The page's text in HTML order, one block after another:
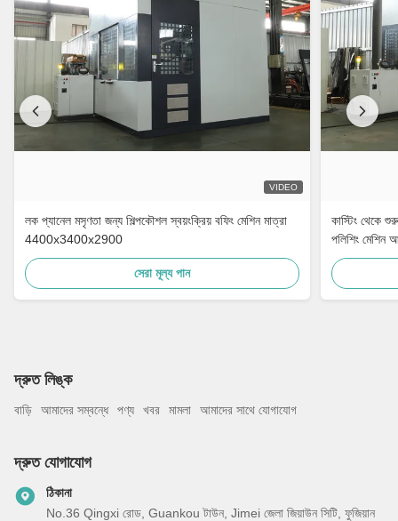
VIDEO
লক প্যানেল মসৃণতা জন্য শিল্পকৌশল স্বয়ংক্রিয় বফিং মেশিন মাত্রা
4400x3400x2900
সেরা মূল্য পান
কাস্টিং থেকে
পলিশিং মেশিন
দ্রুত লিঙ্ক
বাড়ি আমাদের সম্বন্ধে পণ্য খবর মামলা আমাদের সাথে যোগাযোগ
দ্রুত যোগাযোগ
ঠিকানা
No.36 Qingxi রোড, Guankou টাউন, Jimei জেলা জিয়াউন সিটি, ফুজিয়ান